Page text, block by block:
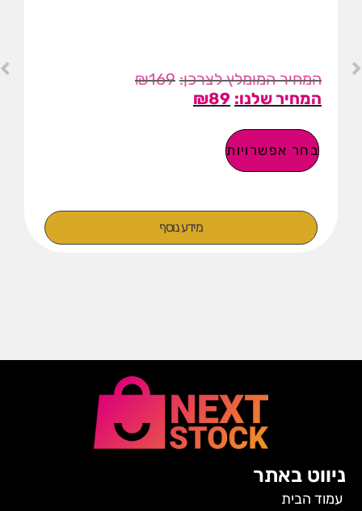
₪169
₪89
בחר אפשרויות
מידע נוסף
ניווט באתר
עמוד הבית